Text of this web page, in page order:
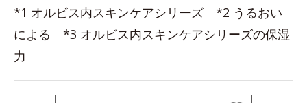
*1 オルビス内スキンケアシリーズ *2 うるおい
による *3 オルビス内スキンケアシリーズの保湿
力